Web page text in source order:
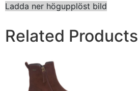
Ladda ner högupplöst bild
Related Products